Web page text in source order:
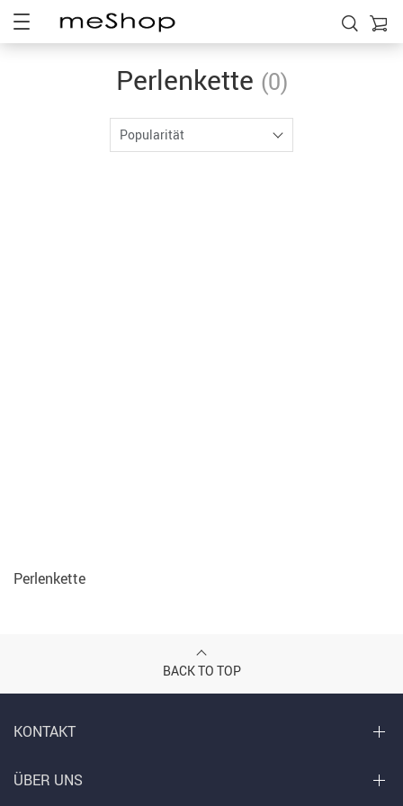
Perlenkette (0)
Popularität
Perlenkette
BACK TO TOP
KONTAKT
ÜBER UNS